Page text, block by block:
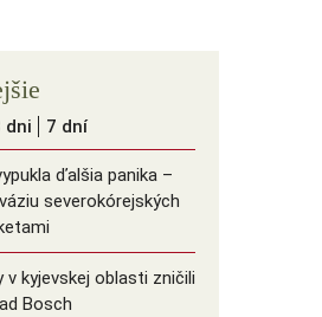
dni 7 dní
ďalšia panika –
severokórejských
v kyjevskej oblasti zničili
Bosch